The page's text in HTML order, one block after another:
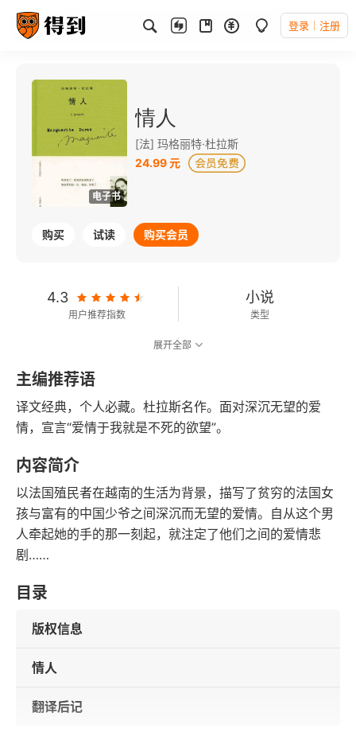
登录 注册
电子书
情人
[法] 玛格丽特·杜拉斯
24.99 元
购买 试读 购买会员
4.3
用户推荐指数
小说
类型
60千字 2005-07-01
发行日期
展开全部
主编推荐语
译文经典，个人必藏。杜拉斯名作。面对深沉无望的爱
情，宣言“爱情于我就是不死的欲望”。
内容简介
以法国殖民者在越南的生活为背景，描写了贫穷的法国女
孩与富有的中国少爷之间深沉而无望的爱情。自从这个男
人牵起她的手的那一刻起，就注定了他们之间的爱情悲
剧……
目录
版权信息
情人
翻译后记